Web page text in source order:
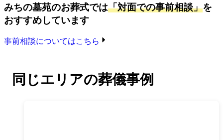
みちの墓苑のお葬式では「対面での事前相談」を
おすすめしています
事前相談についてはこちら
同じエリアの葬儀事例